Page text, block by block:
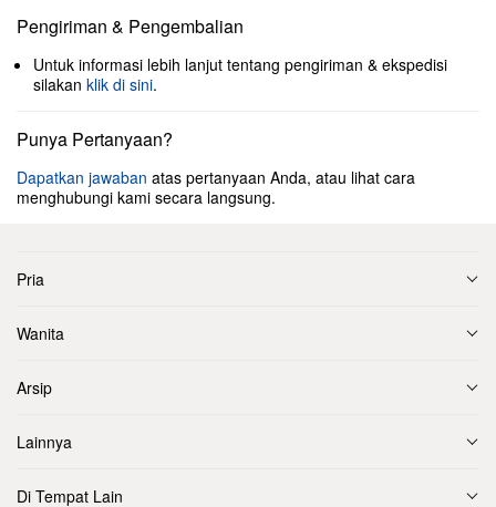
Pengiriman & Pengembalian
Untuk informasi lebih lanjut tentang pengiriman & ekspedisi
silakan klik di sini.
Punya Pertanyaan?
Dapatkan jawaban atas pertanyaan Anda, atau lihat cara
menghubungi kami secara langsung.
Pria
Wanita
Arsip
Lainnya
Di Tempat Lain